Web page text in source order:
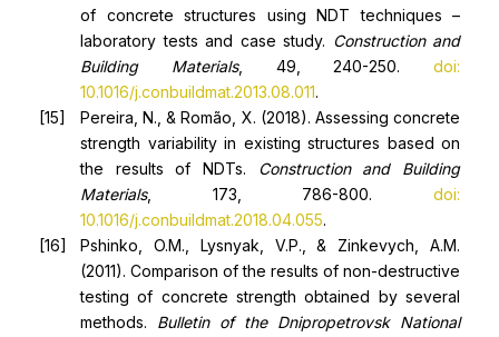
of concrete structures using NDT techniques –
laboratory tests and case study. Construction and
Building Materials, 49, 240-250. doi:
10.1016/j.conbuildmat.2013.08.011.
Pereira, N., & Romão, X. (2018). Assessing concrete
strength variability in existing structures based on
the results of NDTs. Construction and Building
Materials, 173, 786-800. doi:
10.1016/j.conbuildmat.2018.04.055.
Pshinko, O.M., Lysnyak, V.P., & Zinkevych, A.M.
(2011). Comparison of the results of non-destructive
testing of concrete strength obtained by several
methods. Bulletin of the Dnipropetrovsk National